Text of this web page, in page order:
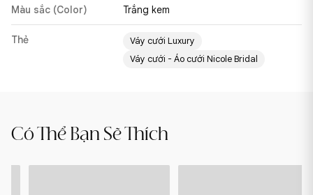
Màu sắc (Color) Trắng kem
Thẻ
Váy cưới Luxury
Váy cưới - Áo cưới Nicole Bridal
Có Thể Bạn Sẽ Thích
BRIOLA
-